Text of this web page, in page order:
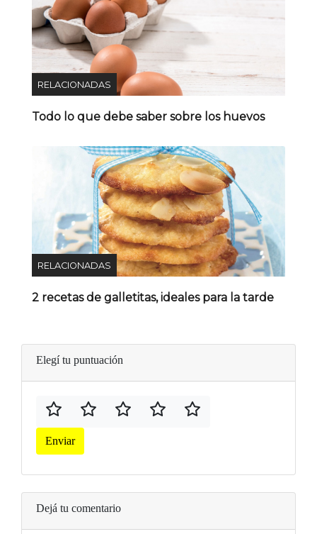
RELACIONADAS
Todo lo que debe saber sobre los huevos
RELACIONADAS
2 recetas de galletitas, ideales para la tarde
Elegí tu puntuación
Enviar
Dejá tu comentario